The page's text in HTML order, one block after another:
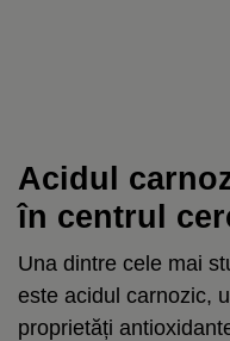
Acidul
în centrul
Una dintre cele mai
este acidul carnozic,
proprietăți